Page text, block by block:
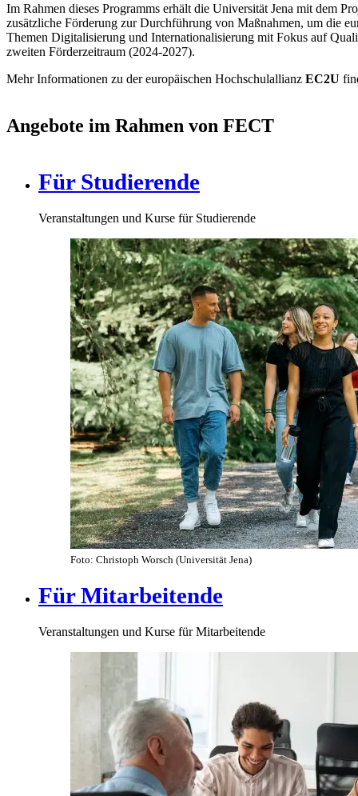
Im Rahmen dieses Programms erhält die Universität Jena mit dem
zusätzliche Förderung zur Durchführung von Maßnahmen, um die
Themen Digitalisierung und Internationalisierung mit Fokus auf
zweiten Förderzeitraum (2024-2027).
Mehr Informationen zu der europäischen Hochschulallianz EC2U
Angebote im Rahmen von FECT
Für Studierende
Veranstaltungen und Kurse für Studierende
Foto: Christoph Worsch (Universität Jena)
Für Mitarbeitende
Veranstaltungen und Kurse für Mitarbeitende